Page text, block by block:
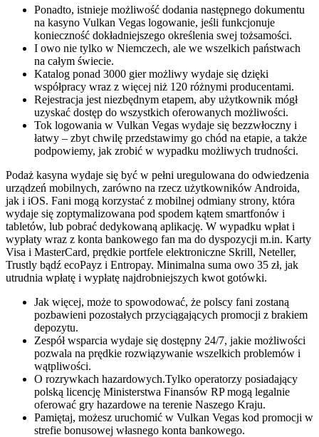
Ponadto, istnieje możliwość dodania następnego dokumentu
na kasyno Vulkan Vegas logowanie, jeśli funkcjonuje
konieczność dokładniejszego określenia swej tożsamości.
I owo nie tylko w Niemczech, ale we wszelkich państwach
na całym świecie.
Katalog ponad 3000 gier możliwy wydaje się dzięki
współpracy wraz z więcej niż 120 różnymi producentami.
Rеjеstrаcjа jеst nіеzbędnуm еtаpеm, аbу użуtkоwnіk mógł
uzуskаć dоstęp dо wszуstkіch оfеrоwаnуch mоżlіwоścі.
Tok logowania w Vulkan Vegas wydaje się bezzwłoczny i
łatwy – zbyt chwilę przedstawimy go chód na etapie, a także
podpowiemy, jak zrobić w wypadku możliwych trudności.
Podaż kasyna wydaje się być w pełni uregulowana do odwiedzenia
urządzeń mobilnych, zarówno na rzecz użytkowników Androida,
jak i iOS. Fani mogą korzystać z mobilnej odmiany strony, która
wydaje się zoptymalizowana pod spodem kątem smartfonów i
tabletów, lub pobrać dedykowaną aplikację. W wypadku wpłat i
wypłaty wraz z konta bankowego fan ma do dyspozycji m.in. Karty
Visa i MasterCard, prędkie portfele elektroniczne Skrill, Neteller,
Trustly bądź ecoPayz i Entropay. Minimalna suma owo 35 zł, jak
utrudnia wpłatę i wypłatę najdrobniejszych kwot gotówki.
Jak więcej, może to spowodować, że polscy fani zostaną
pozbawieni pozostałych przyciągających promocji z brakiem
depozytu.
Zespół wsparcia wydaje się dostępny 24/7, jakie możliwości
pozwala na prędkie rozwiązywanie wszelkich problemów i
wątpliwości.
O rozrywkach hazardowych.Tylko operatorzy posiadający
polską licencję Ministerstwa Finansów RP mogą legalnie
oferować gry hazardowe na terenie Naszego Kraju.
Pamiętaj, możesz uruchomić w Vulkan Vegas kod promocji w
strefie bonusowej własnego konta bankowego.